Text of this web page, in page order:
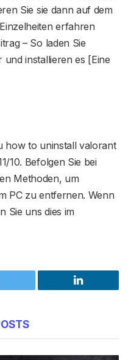
Sie sie dann auf dem
erfahren
– So laden Sie
installieren es [Eine
how to uninstall valorant
10. Befolgen Sie bei
Methoden, um
PC zu entfernen. Wenn
Sie uns dies im
LinkedIn